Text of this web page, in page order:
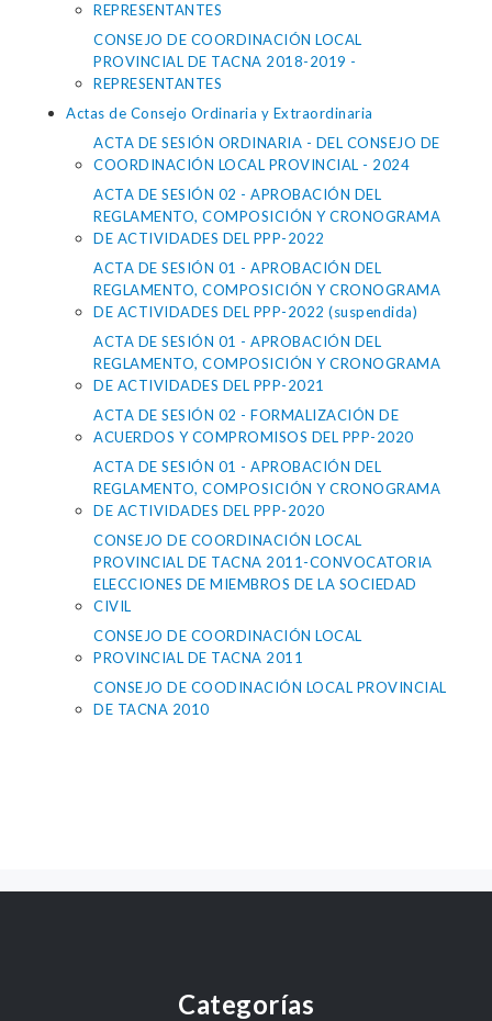
REPRESENTANTES
CONSEJO DE COORDINACIÓN LOCAL
PROVINCIAL DE TACNA 2018-2019 -
REPRESENTANTES
Actas de Consejo Ordinaria y Extraordinaria
ACTA DE SESIÓN ORDINARIA - DEL CONSEJO DE
COORDINACIÓN LOCAL PROVINCIAL - 2024
ACTA DE SESIÓN 02 - APROBACIÓN DEL
REGLAMENTO, COMPOSICIÓN Y CRONOGRAMA
DE ACTIVIDADES DEL PPP-2022
ACTA DE SESIÓN 01 - APROBACIÓN DEL
REGLAMENTO, COMPOSICIÓN Y CRONOGRAMA
DE ACTIVIDADES DEL PPP-2022 (suspendida)
ACTA DE SESIÓN 01 - APROBACIÓN DEL
REGLAMENTO, COMPOSICIÓN Y CRONOGRAMA
DE ACTIVIDADES DEL PPP-2021
ACTA DE SESIÓN 02 - FORMALIZACIÓN DE
ACUERDOS Y COMPROMISOS DEL PPP-2020
ACTA DE SESIÓN 01 - APROBACIÓN DEL
REGLAMENTO, COMPOSICIÓN Y CRONOGRAMA
DE ACTIVIDADES DEL PPP-2020
CONSEJO DE COORDINACIÓN LOCAL
PROVINCIAL DE TACNA 2011-CONVOCATORIA
ELECCIONES DE MIEMBROS DE LA SOCIEDAD
CIVIL
CONSEJO DE COORDINACIÓN LOCAL
PROVINCIAL DE TACNA 2011
CONSEJO DE COODINACIÓN LOCAL PROVINCIAL
DE TACNA 2010
Categorías